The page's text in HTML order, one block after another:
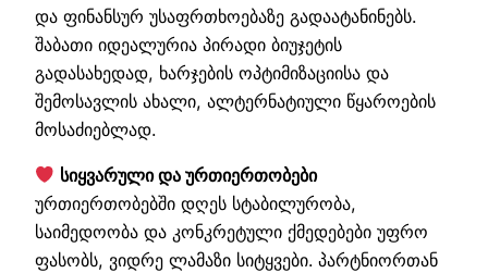
და ფინანსურ უსაფრთხოებაზე გადაატანინებს.
შაბათი იდეალურია პირადი ბიუჯეტის
გადასახედად, ხარჯების ოპტიმიზაციისა და
შემოსავლის ახალი, ალტერნატიული წყაროების
მოსაძიებლად.
სიყვარული და ურთიერთობები
ურთიერთობებში დღეს სტაბილურობა,
საიმედოობა და კონკრეტული ქმედებები უფრო
ფასობს, ვიდრე ლამაზი სიტყვები. პარტნიორთან